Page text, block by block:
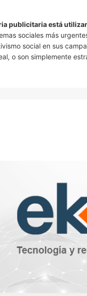
publicitaria está
sociales más
social en sus
o son simplemente